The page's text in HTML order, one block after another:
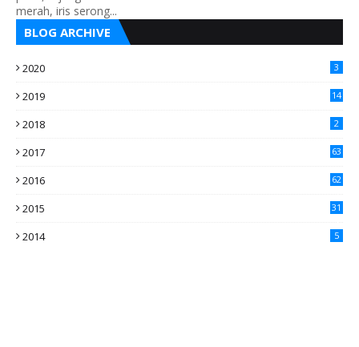
merah, iris serong...
BLOG ARCHIVE
2020 3
2019 14
2018 2
2017 63
2016
62
2015
31
2014 5